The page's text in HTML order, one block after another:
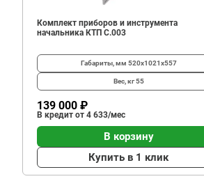
Комплект приборов и инструмента
начальника КТП C.003
Габариты, мм 520х1021х557
Вес, кг55
139 000 ₽
В кредит от 4 633/мес
В корзину
Купить в 1 клик